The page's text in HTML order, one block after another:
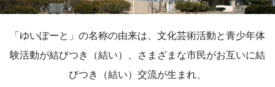
「ゆいぽーと」の名称の由来は、文化芸術活動と青少年体
験活動が結びつき（結い）、さまざまな市民がお互いに結
びつき（結い）交流が生まれ、